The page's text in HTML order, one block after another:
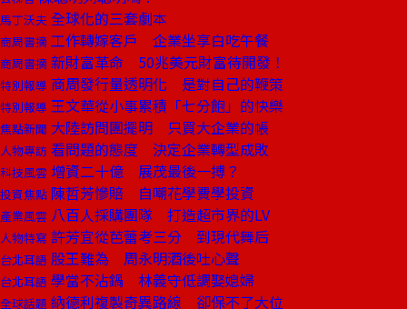
馬丁沃夫 全球化的三套劇本
商周書摘 工作轉嫁客戶 企業坐享白吃午餐
商周書摘 新財富革命 50兆美元財富待開發！
特別報導 商周發行量透明化 是對自己的鞭策
特別報導 王文華從小事累積「七分飽」的快樂
焦點新聞 大陸訪問團擺明 只買大企業的帳
人物專訪 看問題的態度 決定企業轉型成敗
科技風雲 增資二十億 展茂最後一搏？
投資焦點 陳哲芳慘賠 自嘲花學費學投資
產業風雲 八百人採購團隊 打造超市界的LV
人物特寫 許芳宜從芭蕾考三分 到現代舞后
台北耳語 股王難為 周永明酒後吐心聲
台北耳語 學當不沾鍋 林義守低調娶媳婦
全球話題 納德利複製奇異路線 卻保不了大位